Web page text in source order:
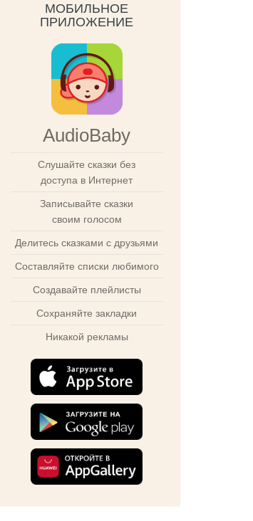
МОБИЛЬНОЕ
ПРИЛОЖЕНИЕ
AudioBaby
Слушайте сказки без
доступа в Интернет
Записывайте сказки
своим голосом
Делитесь сказками с друзьями
Составляйте списки любимого
Создавайте плейлисты
Сохраняйте закладки
Никакой рекламы